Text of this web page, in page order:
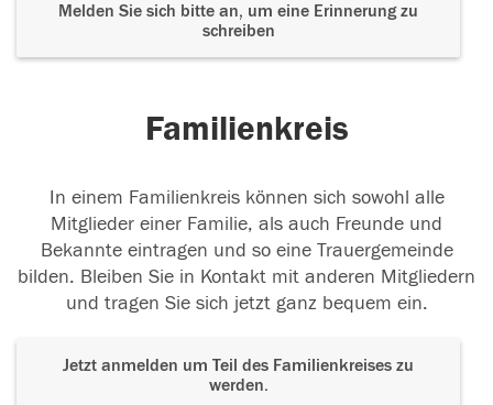
Melden Sie sich bitte an, um eine Erinnerung zu
schreiben
Familienkreis
In einem Familienkreis können sich sowohl alle
Mitglieder einer Familie, als auch Freunde und
Bekannte eintragen und so eine Trauergemeinde
bilden. Bleiben Sie in Kontakt mit anderen Mitgliedern
und tragen Sie sich jetzt ganz bequem ein.
Jetzt anmelden um Teil des Familienkreises zu
werden.